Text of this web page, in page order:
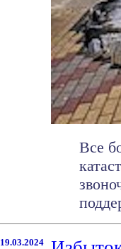
Все
19.03.2024